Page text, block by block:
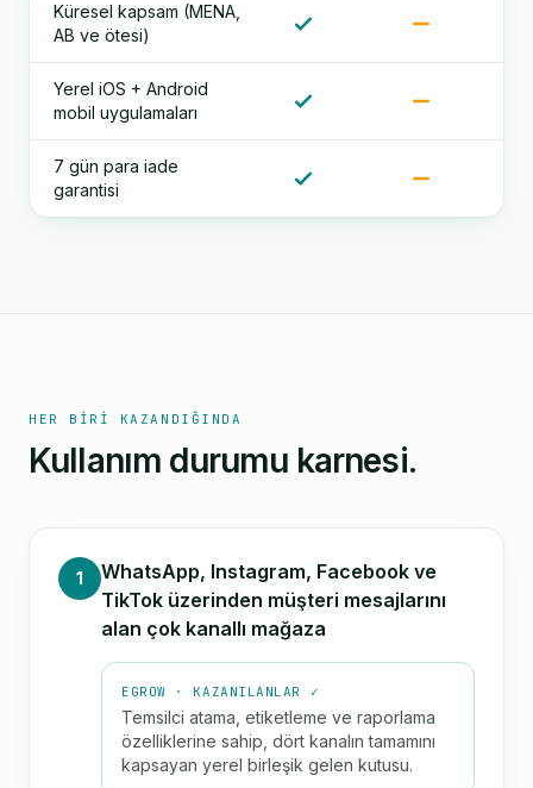
Küresel kapsam (MENA,
AB ve ötesi)
Yerel iOS + Android
mobil uygulamaları
7 gün para iade
garantisi
HER BIRI KAZANDIĞINDA
Kullanım durumu karnesi.
1
WhatsApp, Instagram, Facebook ve
TikTok üzerinden müşteri mesajlarını
alan çok kanallı mağaza
EGROW · KAZANILANLAR ✓
Temsilci atama, etiketleme ve raporlama
özelliklerine sahip, dört kanalın tamamını
kapsayan yerel birleşik gelen kutusu.